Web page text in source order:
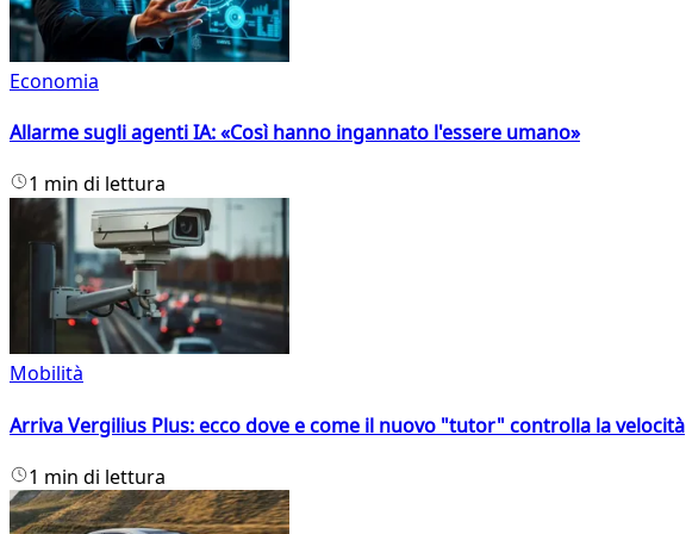
Economia
Allarme sugli agenti IA: «Così hanno ingannato l'essere umano»
1 min di lettura
Mobilità
Arriva Vergilius Plus: ecco dove e come il nuovo "tutor" controlla la velocità
1 min di lettura